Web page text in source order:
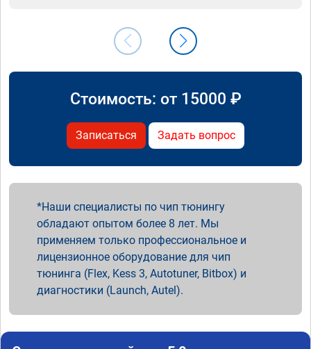
Стоимость: от 15000 ₽
Записаться Задать вопрос
Наши специалисты по чип тюнингу
обладают опытом более 8 лет. Мы
применяем только профессиональное и
лицензионное оборудование для чип
тюнинга (Flex, Kess 3, Autotuner, Bitbox) и
диагностики (Launch, Autel).